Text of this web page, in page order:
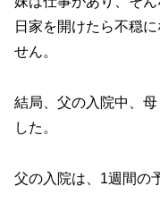
日家を開けたら不穏
せん。
結局、父の入院中、
した。
父の入院は、1週間の